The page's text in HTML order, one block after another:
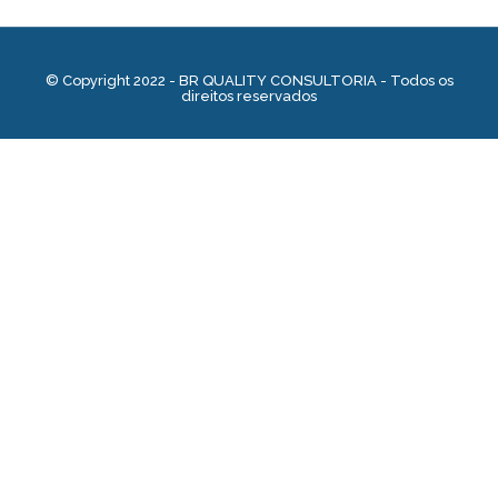
© Copyright 2022 - BR QUALITY CONSULTORIA - Todos os
direitos reservados